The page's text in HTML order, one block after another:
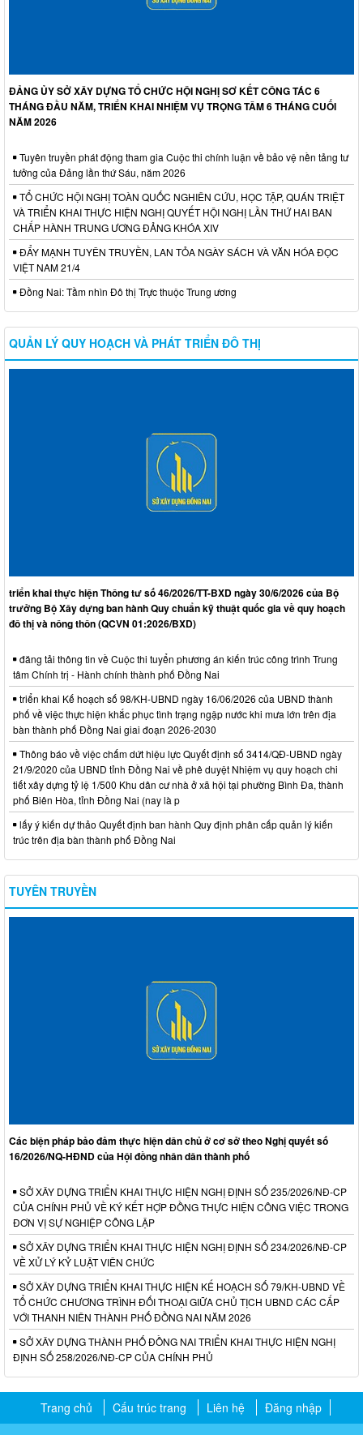
ĐẢNG ỦY SỞ XÂY DỰNG TỔ CHỨC HỘI NGHỊ SƠ KẾT CÔNG TÁC 6
THÁNG ĐẦU NĂM, TRIỂN KHAI NHIỆM VỤ TRỌNG TÂM 6 THÁNG CUỐI
NĂM 2026
Tuyên truyền phát động tham gia Cuộc thi chính luận về bảo vệ nền tảng tư
tưởng của Đảng lần thứ Sáu, năm 2026
TỔ CHỨC HỘI NGHỊ TOÀN QUỐC NGHIÊN CỨU, HỌC TẬP, QUÁN TRIỆT
VÀ TRIỂN KHAI THỰC HIỆN NGHỊ QUYẾT HỘI NGHỊ LẦN THỨ HAI BAN
CHẤP HÀNH TRUNG ƯƠNG ĐẢNG KHÓA XIV
ĐẨY MẠNH TUYÊN TRUYỀN, LAN TỎA NGÀY SÁCH VÀ VĂN HÓA ĐỌC
VIỆT NAM 21/4
Đồng Nai: Tầm nhìn Đô thị Trực thuộc Trung ương
QUẢN LÝ QUY HOẠCH VÀ PHÁT TRIỂN ĐÔ THỊ
triển khai thực hiện Thông tư số 46/2026/TT-BXD ngày 30/6/2026 của Bộ
trưởng Bộ Xây dựng ban hành Quy chuẩn kỹ thuật quốc gia về quy hoạch
đô thị và nông thôn (QCVN 01:2026/BXD)
đăng tải thông tin về Cuộc thi tuyển phương án kiến trúc công trình Trung
tâm Chính trị - Hành chính thành phố Đồng Nai
triển khai Kế hoạch số 98/KH-UBND ngày 16/06/2026 của UBND thành
phố về việc thực hiện khắc phục tình trạng ngập nước khi mưa lớn trên địa
bàn thành phố Đồng Nai giai đoạn 2026-2030
Thông báo về việc chấm dứt hiệu lực Quyết định số 3414/QĐ-UBND ngày
21/9/2020 của UBND tỉnh Đồng Nai về phê duyệt Nhiệm vụ quy hoạch chi
tiết xây dựng tỷ lệ 1/500 Khu dân cư nhà ở xã hội tại phường Bình Đa, thành
phố Biên Hòa, tỉnh Đồng Nai (nay là p
lấy ý kiến dự thảo Quyết định ban hành Quy định phân cấp quản lý kiến
trúc trên địa bàn thành phố Đồng Nai
TUYÊN TRUYỀN
Các biện pháp bảo đảm thực hiện dân chủ ở cơ sở theo Nghị quyết số
16/2026/NQ-HĐND của Hội đồng nhân dân thành phố
SỞ XÂY DỰNG TRIỂN KHAI THỰC HIỆN NGHỊ ĐỊNH SỐ 235/2026/NĐ-CP
CỦA CHÍNH PHỦ VỀ KÝ KẾT HỢP ĐỒNG THỰC HIỆN CÔNG VIỆC TRONG
ĐƠN VỊ SỰ NGHIỆP CÔNG LẬP
SỞ XÂY DỰNG TRIỂN KHAI THỰC HIỆN NGHỊ ĐỊNH SỐ 234/2026/NĐ-CP
VỀ XỬ LÝ KỶ LUẬT VIÊN CHỨC
SỞ XÂY DỰNG TRIỂN KHAI THỰC HIỆN KẾ HOẠCH SỐ 79/KH-UBND VỀ
TỔ CHỨC CHƯƠNG TRÌNH ĐỐI THOẠI GIỮA CHỦ TỊCH UBND CÁC CẤP
VỚI THANH NIÊN THÀNH PHỐ ĐỒNG NAI NĂM 2026
SỞ XÂY DỰNG THÀNH PHỐ ĐỒNG NAI TRIỂN KHAI THỰC HIỆN NGHỊ
ĐỊNH SỐ 258/2026/NĐ-CP CỦA CHÍNH PHỦ
Trang chủ Cấu trúc trang Liên hệ Đăng nhập